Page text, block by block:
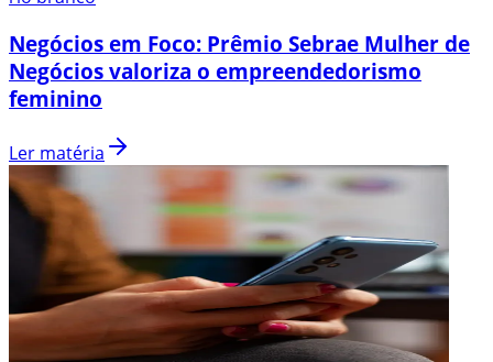
Negócios em Foco: Prêmio Sebrae Mulher de
Negócios valoriza o empreendedorismo
feminino
Ler matéria